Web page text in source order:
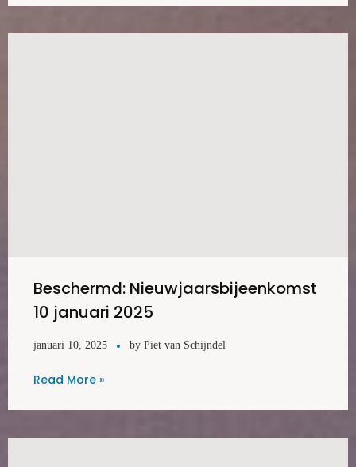
Beschermd: Nieuwjaarsbijeenkomst
10 januari 2025
januari 10, 2025 by Piet van Schijndel
Read More »